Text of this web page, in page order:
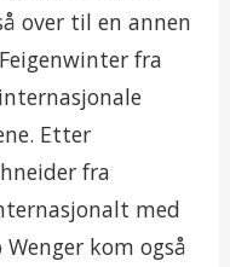
over til en annen
fra
Etter
fra
med
kom også